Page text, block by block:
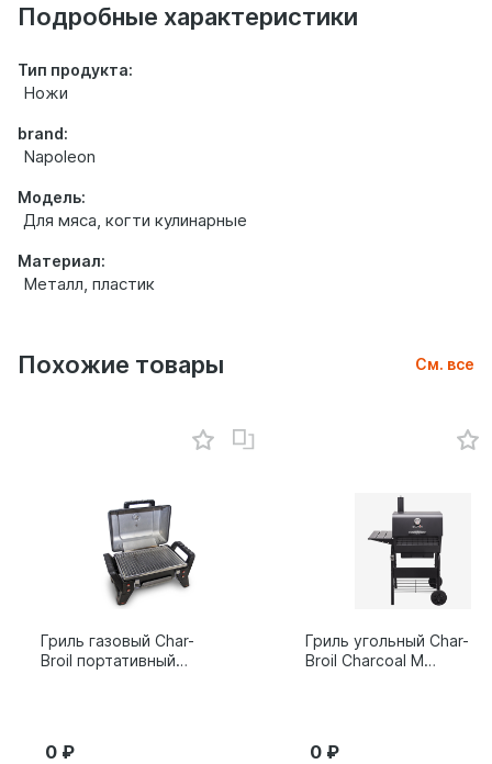
товаре
Подробные характеристики
Тип продукта:
Ножи
brand:
Napoleon
Модель:
Для мяса, когти кулинарные
Материал:
Металл, пластик
Похожие товары См. все
Гриль газовый Char-
Broil портативный
0
Гриль угольный Char-
Broil Charcoal M
0